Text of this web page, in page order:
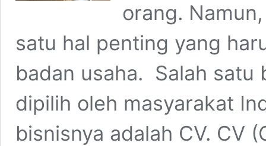
orang.
satu hal penting yang
badan usaha. Salah satu
dipilih oleh masyarakat
bisnisnya adalah CV. CV